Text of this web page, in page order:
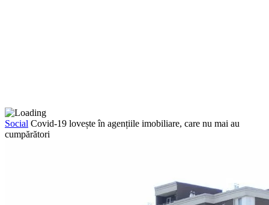
Social Covid-19 lovește în agențiile imobiliare, care nu mai au
cumpărători